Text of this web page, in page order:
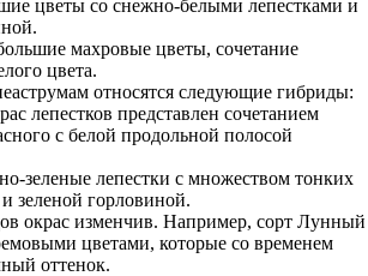
цветы со снежно-белыми лепестками и
махровые цветы, сочетание
цвета.
относятся следующие гибриды:
лепестков представлен сочетанием
с белой продольной полосой
зеленые лепестки с множеством тонких
зеленой горловиной.
окрас изменчив. Например, сорт Лунный
цветами, которые со временем
оттенок.